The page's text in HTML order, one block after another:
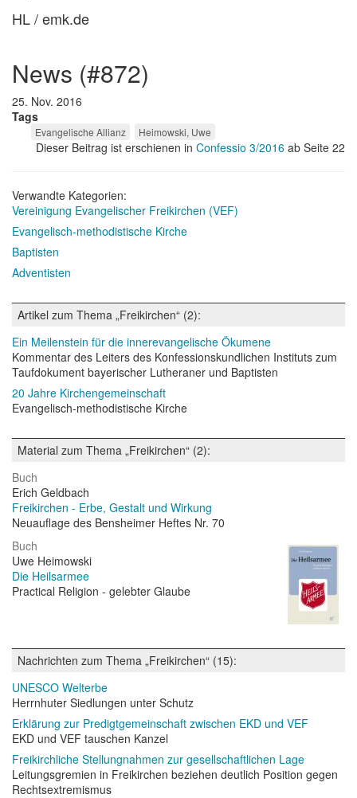
HL / emk.de
news (#872)
25. Nov. 2016
Tags
Evangelische Allianz Heimowski, Uwe
Dieser Beitrag ist erschienen in Confessio 3/2016 ab Seite 22
Verwandte Kategorien:
Vereinigung Evangelischer Freikirchen (VEF)
Evangelisch-methodistische Kirche
Baptisten
Adventisten
Artikel zum Thema „Freikirchen“ (2):
Ein Meilenstein für die innerevangelische Ökumene
Kommentar des Leiters des Konfessionskundlichen Instituts zum
Taufdokument bayerischer Lutheraner und Baptisten
20 Jahre Kirchengemeinschaft
Evangelisch-methodistische Kirche
Material zum Thema „Freikirchen“ (2):
Buch
Erich Geldbach
Freikirchen - Erbe, Gestalt und Wirkung
Neuauflage des Bensheimer Heftes Nr. 70
Buch
Uwe Heimowski
Die Heilsarmee
Practical Religion - gelebter Glaube
Nachrichten zum Thema „Freikirchen“ (15):
UNESCO Welterbe
Herrnhuter Siedlungen unter Schutz
Erklärung zur Predigtgemeinschaft zwischen EKD und VEF
EKD und VEF tauschen Kanzel
Freikirchliche Stellungnahmen zur gesellschaftlichen Lage
Leitungsgremien in Freikirchen beziehen deutlich Position gegen
Rechtsextremismus